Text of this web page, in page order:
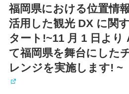
福岡県における位置情
活用した観光 DX に関
タート!~11 月 1 日より
て福岡県を舞台にした
レンジを実施します! ~